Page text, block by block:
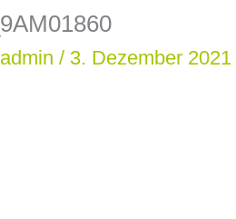
admin / 3. Dezember 2021